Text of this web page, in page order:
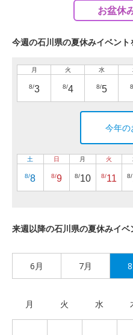
お盆休
今週の石川県の夏休みイベント
月
8/3
火
8/4
水
8/5
今年の
土
8/8
日
8/9
月
8/10
火
8/11 8/
来週以降の石川県の夏休みイ
6月 7月
月 火 水